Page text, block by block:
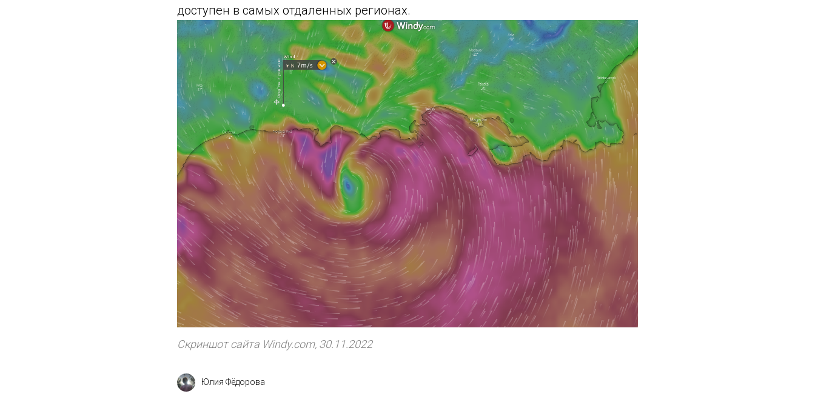
доступен в самых отдаленных регионах.
Скриншот сайта Windy.com, 30.11.2022
Юлия Фёдорова